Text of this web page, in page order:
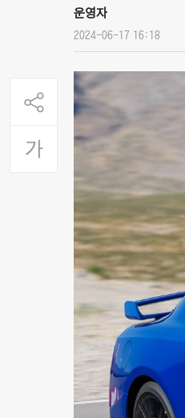
운영자
2024-06-17 16:18